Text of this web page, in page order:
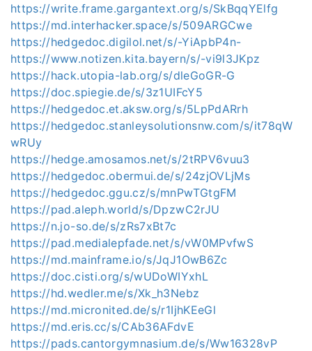
https://write.frame.gargantext.org/s/SkBqqYElfg
https://md.interhacker.space/s/509ARGCwe
https://hedgedoc.digilol.net/s/-YiApbP4n-
https://www.notizen.kita.bayern/s/-vi9l3JKpz
https://hack.utopia-lab.org/s/dleGoGR-G
https://doc.spiegie.de/s/3z1UIFcY5
https://hedgedoc.et.aksw.org/s/5LpPdARrh
https://hedgedoc.stanleysolutionsnw.com/s/it78qW
wRUy
https://hedge.amosamos.net/s/2tRPV6vuu3
https://hedgedoc.obermui.de/s/24zjOVLjMs
https://hedgedoc.ggu.cz/s/mnPwTGtgFM
https://pad.aleph.world/s/DpzwC2rJU
https://n.jo-so.de/s/zRs7xBt7c
https://pad.medialepfade.net/s/vW0MPvfwS
https://md.mainframe.io/s/JqJ1OwB6Zc
https://doc.cisti.org/s/wUDoWIYxhL
https://hd.wedler.me/s/Xk_h3Nebz
https://md.micronited.de/s/r1IjhKEeGl
https://md.eris.cc/s/CAb36AFdvE
https://pads.cantorgymnasium.de/s/Ww16328vP